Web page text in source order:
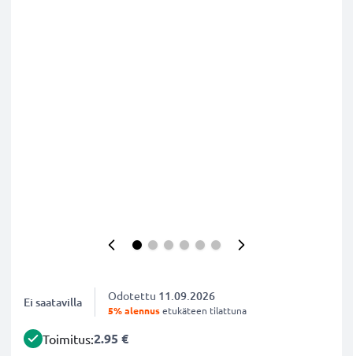
Ei saatavilla Odotettu 11.09.2026
5% alennusetukäteen tilattuna
Toimitus:2.95 €